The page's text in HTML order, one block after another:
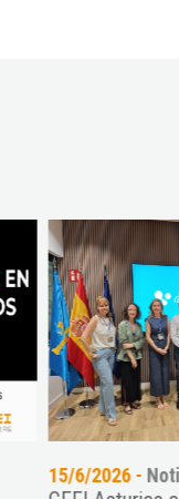
25/5/2026 -